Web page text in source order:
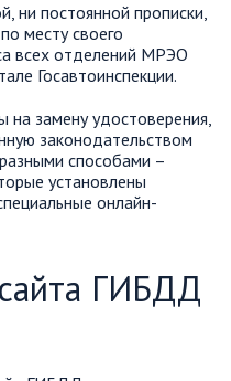
ни постоянной прописки,
месту своего
всех отделений МРЭО
Госавтоинспекции.
замену удостоверения,
законодательством
способами –
установлены
онлайн-
ГИБДД